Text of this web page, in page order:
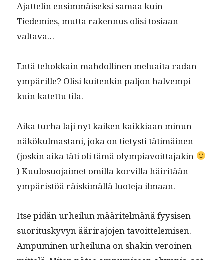
Ajat­telin ensim­mäisek­si samaa kuin
Tiedemies, mut­ta raken­nus olisi tosi­aan
valtava…
Entä tehokkain mah­dolli­nen melu­ai­ta radan
ympärille? Olisi kuitenkin paljon halvem­pi
kuin katet­tu tila.
Aika turha laji nyt kaiken kaikki­aan min­un
näkökul­mas­tani, joka on tietysti tätimäi­nen
(joskin aika täti oli tämä olympiavoit­ta­jakin
) Kuu­lo­suo­jaimet omil­la korvil­la häir­itään
ympäristöä räiskimäl­lä luote­ja ilmaan.
Itse pidän urheilun määritelmänä fyy­sisen
suori­tuskyvyn ääri­ra­jo­jen tavoit­telemisen.
Ampumi­nen urheilu­na on shakin veroinen